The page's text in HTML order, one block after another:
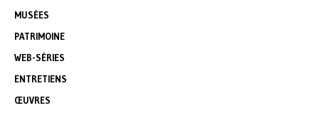
MUSÉES
PATRIMOINE
WEB-SÉRIES
ENTRETIENS
ŒUVRES